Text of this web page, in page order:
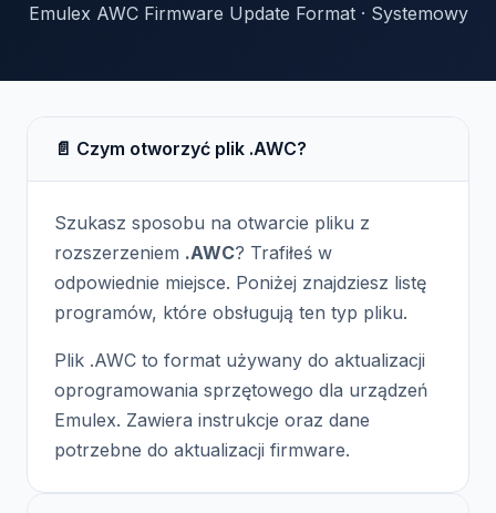
Emulex AWC Firmware Update Format · Systemowy
📄 Czym otworzyć plik .AWC?
Szukasz sposobu na otwarcie pliku z
rozszerzeniem .AWC? Trafiłeś w
odpowiednie miejsce. Poniżej znajdziesz listę
programów, które obsługują ten typ pliku.
Plik .AWC to format używany do aktualizacji
oprogramowania sprzętowego dla urządzeń
Emulex. Zawiera instrukcje oraz dane
potrzebne do aktualizacji firmware.